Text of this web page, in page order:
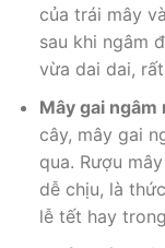
của trái mây
sau khi ngâm
vừa dai dai,
Mây gai ngâm
cây, mây gai
qua. Rượu
dễ chịu, là
lễ tết hay